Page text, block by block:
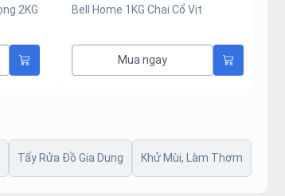
Công Nghệ Sinh Học Bell Home
Mua ngay
Tẩy Rửa Đồ Gia Dụng Khử Mùi, Làm Thơm